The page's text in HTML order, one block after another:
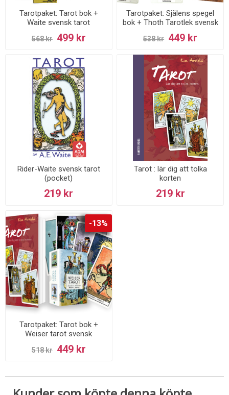
Tarotpaket: Tarot bok +
Waite svensk tarot
(standardstorlek)
568 kr 499 kr
Tarotpaket: Själens spegel
bok + Thoth Tarotlek svensk
lek
538 kr 449 kr
Rider-Waite svensk tarot
(pocket)
219 kr
Tarot : lär dig att tolka
korten
219 kr
-13%
Tarotpaket: Tarot bok +
Weiser tarot svensk
518 kr 449 kr